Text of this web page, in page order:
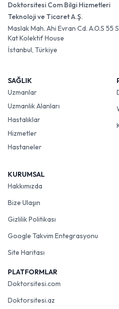
Doktorsitesi Com Bilgi Hizmetleri
Teknoloji ve Ticaret A.Ş.
Maslak Mah. Ahi Evran Cd. A.O.S 55
Kat Kolektif House
İstanbul, Türkiye
SAĞLIK
Uzmanlar
Uzmanlık Alanları
Hastalıklar
Hizmetler
Hastaneler
KURUMSAL
Hakkımızda
Bize Ulaşın
Gizlilik Politikası
Google Takvim Entegrasyonu
Site Haritası
PLATFORMLAR
Doktorsitesi.com
Doktorsitesi.az